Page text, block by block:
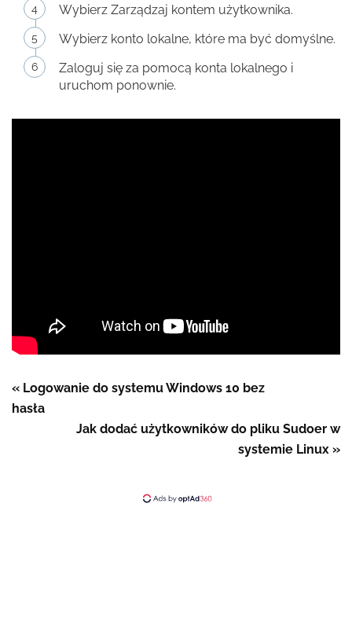
Wybierz Zarządzaj kontem użytkownika.
Wybierz konto lokalne, które ma być domyślne.
Zaloguj się za pomocą konta lokalnego i
uruchom ponownie.
« Logowanie do systemu Windows 10 bez
hasła
Jak dodać użytkowników do pliku Sudoer w
systemie Linux »